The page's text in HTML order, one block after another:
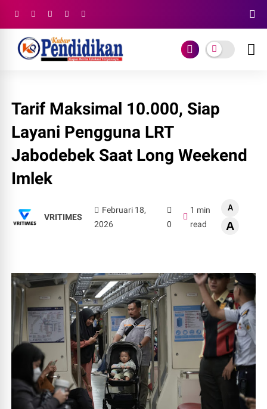
Tarif Maksimal 10.000, Siap
Layani Pengguna LRT
Jabodebek Saat Long Weekend
Imlek
VRITIMES
Februari 18,
2026
0
1 min
read
A
A